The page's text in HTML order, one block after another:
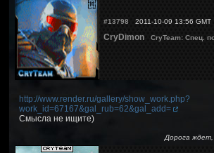
#13798 2011-10-09 13:56 GMT
CryDimon CryTeam: Спец.
http://www.render.ru/gallery/show_work.php?
work_id=67167&gal_rub=62&gal_add=
Смысла не ищите)
Дорога ждет,